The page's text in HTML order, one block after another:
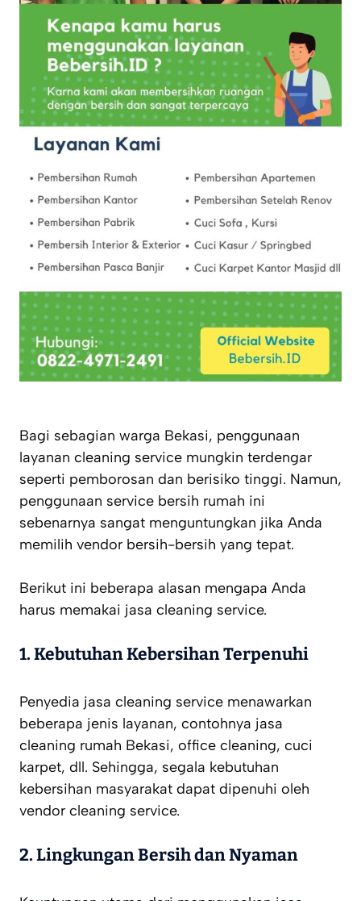
Bagi sebagian warga Bekasi, penggunaan
layanan cleaning service mungkin terdengar
seperti pemborosan dan berisiko tinggi. Namun,
penggunaan service bersih rumah ini
sebenarnya sangat menguntungkan jika Anda
memilih vendor bersih-bersih yang tepat.
Berikut ini beberapa alasan mengapa Anda
harus memakai jasa cleaning service.
1.Kebutuhan Kebersihan Terpenuhi
Penyedia jasa cleaning service menawarkan
beberapa jenis layanan, contohnya jasa
cleaning rumah Bekasi, office cleaning, cuci
karpet, dll. Sehingga, segala kebutuhan
kebersihan masyarakat dapat dipenuhi oleh
vendor cleaning service.
2.Lingkungan Bersih dan Nyaman